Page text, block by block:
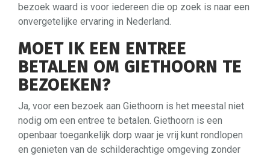
bezoek waard is voor iedereen die op zoek is naar een
onvergetelijke ervaring in Nederland.
MOET IK EEN ENTREE
BETALEN OM GIETHOORN TE
BEZOEKEN?
Ja, voor een bezoek aan Giethoorn is het meestal niet
nodig om een entree te betalen. Giethoorn is een
openbaar toegankelijk dorp waar je vrij kunt rondlopen
en genieten van de schilderachtige omgeving zonder